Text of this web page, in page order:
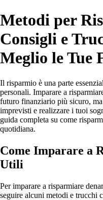
Metodi per
Consigli e
Meglio le Tue
Il risparmio è una parte
personali. Imparare a
futuro finanziario più sicuro,
imprevisti e realizzare i tuoi
guida completa su come
quotidiana.
Come Imparare a
Utili
Per imparare a risparmiare
seguire alcuni metodi e trucchi